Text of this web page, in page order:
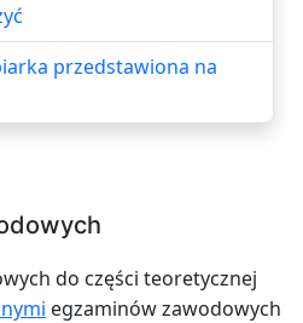
przedstawiona na
do części teoretycznej
egzaminów zawodowych